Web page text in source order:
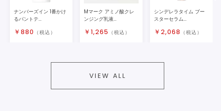
ナンバーズイン 1番かけ
るパントテ...
￥ 880 （税込）
Mマーク アミノ酸クレ
ンジング乳液...
￥ 1,265 （税込）
シンデレラタイム ブー
スターセラム...
￥ 2,068 （税込）
VIEW ALL